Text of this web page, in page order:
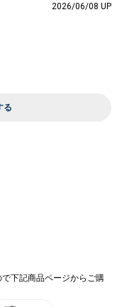
2026/06/08 UP
る
下記商品ページからご購